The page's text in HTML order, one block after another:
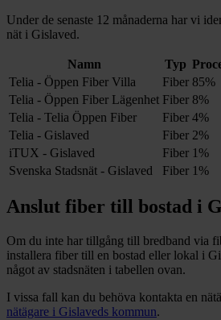
Under de senaste 12 månaderna har vi
nät i Gislaved.
Namn Typ
Telia - Öppen Fiber Villa
Fiber 85%
Telia - Öppen Fiber Lägenhet Fiber 8%
Telia - Telia Öppen Fiber
Fiber 4%
Telia - Gislaved
Fiber 2%
iTUX - Gislaved
Fiber 1%
Svenska Stadsnät - Gislaved
Fiber 1%
Anslut fiber till bostad i
Om du inte har tillgång till bredband via
installera fiber till en bostad eller lokal i
något av stadsnäten i tabellen ovan.
I vissa fall kan du behöva kontakta en
nätägare i Gislaveds kommun.